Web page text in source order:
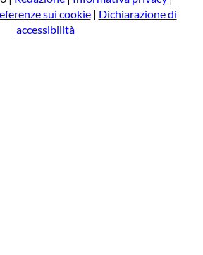
sui cookie| Dichiarazione di
accessibilità